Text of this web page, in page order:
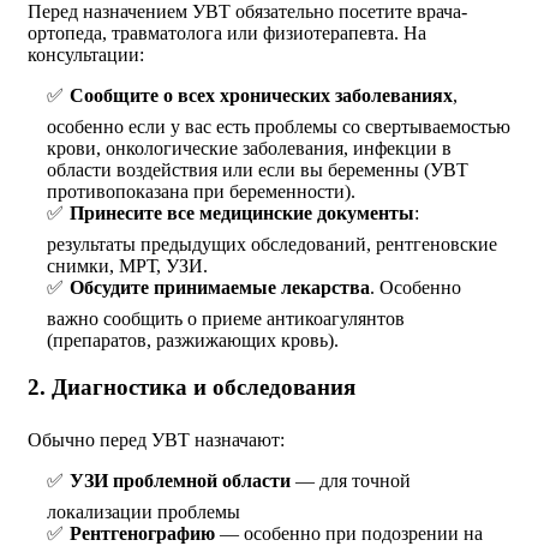
Перед назначением УВТ обязательно посетите врача-
ортопеда, травматолога или физиотерапевта. На
консультации:
Сообщите о всех хронических заболеваниях,
особенно если у вас есть проблемы со свертываемостью
крови, онкологические заболевания, инфекции в
области воздействия или если вы беременны (УВТ
противопоказана при беременности).
Принесите все медицинские документы:
результаты предыдущих обследований, рентгеновские
снимки, МРТ, УЗИ.
Обсудите принимаемые лекарства. Особенно
важно сообщить о приеме антикоагулянтов
(препаратов, разжижающих кровь).
2. Диагностика и обследования
Обычно перед УВТ назначают:
УЗИ проблемной области— для точной
локализации проблемы
Рентгенографию— особенно при подозрении на